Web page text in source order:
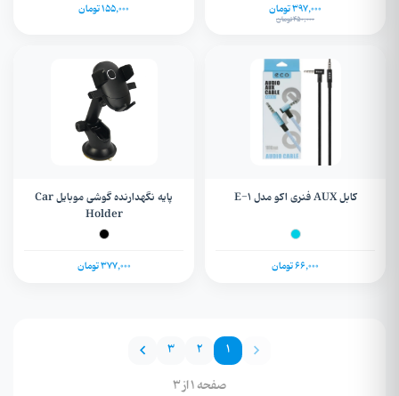
397,000 تومان
450,000 تومان
155,000 تومان
کابل AUX فنری اکو مدل E-1
66,000 تومان
پایه نگهدارنده گوشی موبایل Car
Holder
377,000 تومان
1
2
3
صفحه 1 از 3